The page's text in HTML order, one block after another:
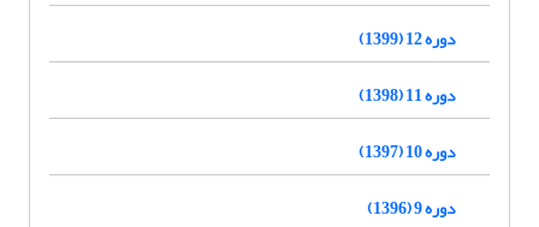
دوره 12 (1399)
دوره 11 (1398)
دوره 10 (1397)
دوره 9 (1396)